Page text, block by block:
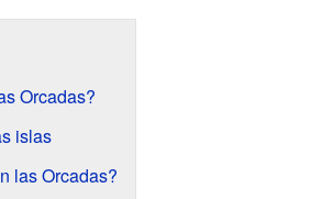
Orcadas?
islas
las Orcadas?